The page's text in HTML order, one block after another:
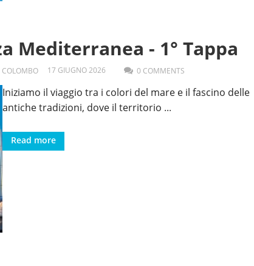
Mediterranea - 1° Tappa
COLOMBO 17 GIUGNO2026 0 COMMENTS
Iniziamo il viaggio tra i colori del mare e il fascino delle
antiche tradizioni, dove il territorio ...
Read more